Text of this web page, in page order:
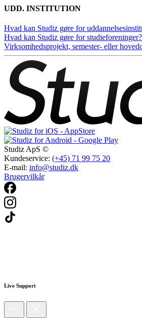
UDD. INSTITUTION
Hvad kan Studiz gøre for
Hvad kan Studiz gøre for studieforeninger?
Virksomhedsprojekt, semester- eller
Studiz ApS ©
Kundeservice: (+45) 71 99 75 20
E-mail: info@studiz.dk
Brugervilkår
Live Support